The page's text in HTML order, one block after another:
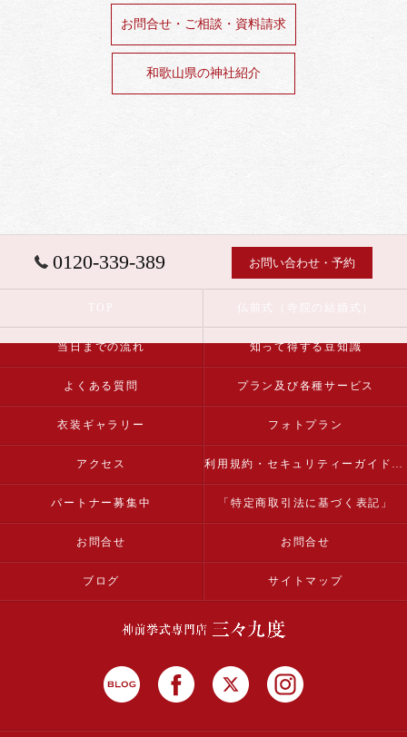
お問合せ・ご相談・資料請求
和歌山県の神社紹介
0120-339-389 お問い合わせ・予約
当日までの流れ 知って得する豆知識
よくある質問 プラン及び各種サービス
衣装ギャラリー フォトプラン
アクセス 利用規約・セキュリティーガイドライン
パートナー募集中 「特定商取引法に基づく表記」
お問合せ お問合せ
ブログ サイトマップ